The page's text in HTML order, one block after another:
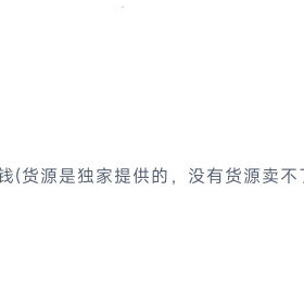
(货源是独家提供的，没有货源卖